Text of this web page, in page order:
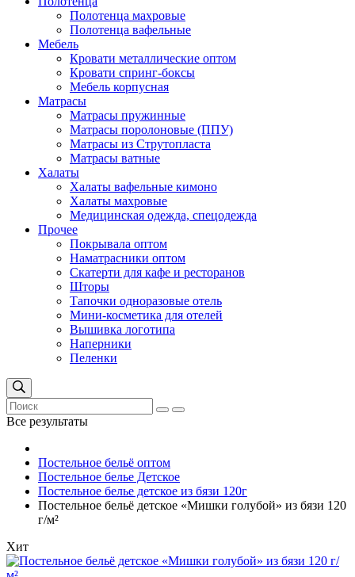
Полотенца махровые
Полотенца вафельные
Мебель
Кровати металлические оптом
Кровати спринг-боксы
Мебель корпусная
Матрасы
Матрасы пружинные
Матрасы поролоновые (ППУ)
Матрасы из Струтопласта
Матрасы ватные
Халаты
Халаты вафельные кимоно
Халаты махровые
Медицинская одежда, спецодежда
Прочее
Покрывала оптом
Наматрасники оптом
Скатерти для кафе и ресторанов
Шторы
Тапочки одноразовые отель
Мини-косметика для отелей
Вышивка логотипа
Наперники
Пеленки
Все результаты
Постельное бельё оптом
Постельное белье Детское
Постельное белье детское из бязи 120г
Постельное бельё детское «Мишки голубой» из бязи 120
г/м²
Хит